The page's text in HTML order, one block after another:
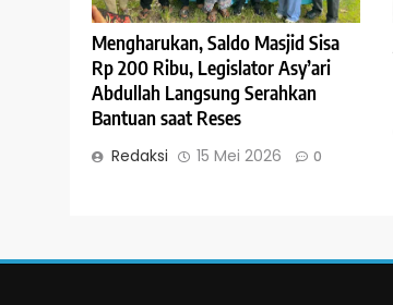
Mengharukan, Saldo Masjid Sisa
Rp 200 Ribu, Legislator Asy’ari
Abdullah Langsung Serahkan
Bantuan saat Reses
Redaksi 15 Mei 2026 0